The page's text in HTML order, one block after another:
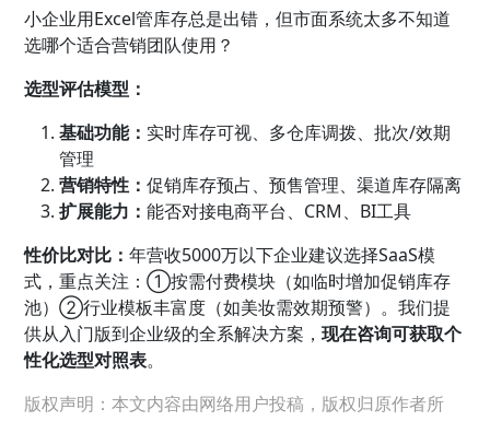
小企业用Excel管库存总是出错，但市面系统太多不知道
选哪个适合营销团队使用？
选型评估模型：
基础功能： 实时库存可视、多仓库调拨、批次/效期
管理
营销特性：促销库存预占、预售管理、渠道库存隔离
扩展能力：能否对接电商平台、CRM、BI工具
性价比对比：年营收5000万以下企业建议选择SaaS模
式，重点关注：①按需付费模块（如临时增加促销库存
池）②行业模板丰富度（如美妆需效期预警）。我们提
供从入门版到企业级的全系解决方案，现在咨询可获取个
性化选型对照表。
版权声明：本文内容由网络用户投稿，版权归原作者所